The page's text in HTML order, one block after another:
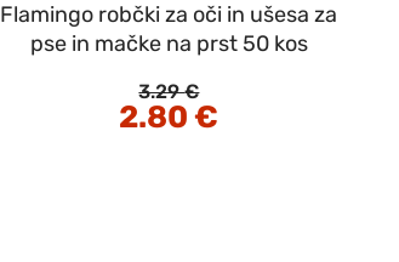
Flamingo robčki za oči in ušesa za
pse in mačke na prst 50 kos
3.29€
Izvirna
cena
2.80€